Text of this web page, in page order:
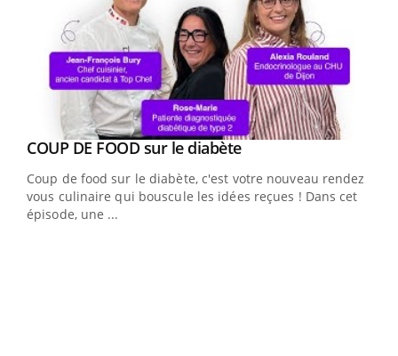
Youtube
COUP DE FOOD sur le diabèteYoutube
Coup de food sur le diabète, c'est votre nouveau rendez-
vous culinaire qui bouscule les idées reçues ! Dans cet
épisode, une ...